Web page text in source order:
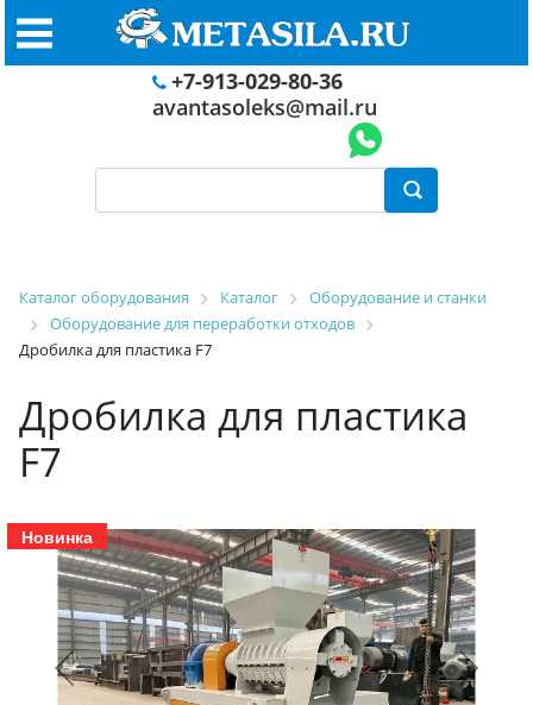
+7-913-029-80-36
avantasoleks@mail.ru
Каталог оборудования Каталог
Оборудование и станки
Оборудование для переработки отходов
Дробилка для пластика F7
Дробилка для пластика
F7
Новинка